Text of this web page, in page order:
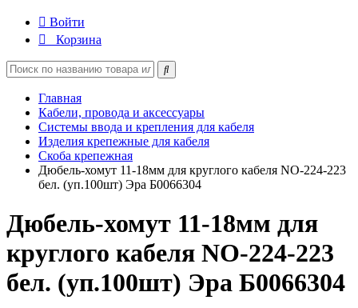
Войти
Корзина
Главная
Кабели, провода и аксессуары
Системы ввода и крепления для кабеля
Изделия крепежные для кабеля
Скоба крепежная
Дюбель-хомут 11-18мм для круглого кабеля NO-224-223
бел. (уп.100шт) Эра Б0066304
Дюбель-хомут 11-18мм для
круглого кабеля NO-224-223
бел. (уп.100шт) Эра Б0066304